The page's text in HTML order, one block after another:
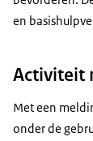
en
Activiteit
Met een
onder de